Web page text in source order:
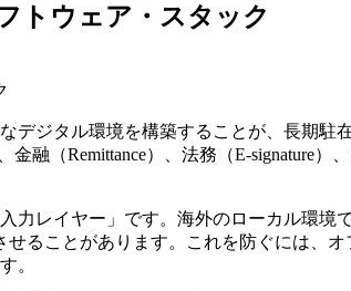
トウェア・スタック
デジタル環境を構築することが、長期
融（Remittance）、法務（E-signature
レイヤー」です。海外のローカル環境
ることがあります。これを防ぐには、
。